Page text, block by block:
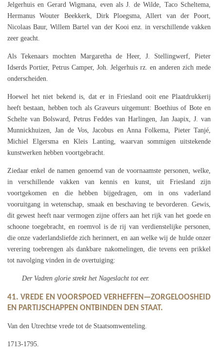
Jelgerhuis en Gerard Wigmana, even als J. de Wilde, Taco Scheltema,
Hermanus Wouter Beekkerk, Dirk Ploegsma, Allert van der Poort,
Nicolaas Baur, Willem Bartel van der Kooi enz. in verschillende vakken
zeer geacht.
Als Tekenaars mochten Margaretha de Heer, J. Stellingwerf, Pieter
Idserds Portier, Petrus Camper, Joh. Jelgerhuis rz. en anderen zich mede
onderscheiden.
Hoewel het niet bekend is, dat er in Friesland ooit ene Plaatdrukkerij
heeft bestaan, hebben toch als Graveurs uitgemunt: Boethius of Bote en
Schelte van Bolsward, Petrus Feddes van Harlingen, Jan Jaapix, J. van
Munnickhuizen, Jan de Vos, Jacobus en Anna Folkema, Pieter Tanjé,
Michiel Elgersma en Kleis Lanting, waarvan sommigen uitstekende
kunstwerken hebben voortgebracht.
Ziedaar enkel de namen genoemd van de voornaamste personen, welke,
in verschillende vakken van kennis en kunst, uit Friesland zijn
voortgekomen en die hebben bijgedragen, om in ons vaderland
vooruitgang in wetenschap, smaak en beschaving te bevorderen. Gewis,
dit gewest heeft naar vermogen zijne offers aan het rijk van het goede en
schoone toegebracht, en roemvol is de rij van verdienstelijke personen,
die onze vaderlandsliefde zich herinnert, en aan welke wij de hulde onzer
verering toebrengen als dankbare nakomelingen, die tevens een prikkel
tot navolging vinden in de overtuiging:
Der Vadren glorie strekt het Nageslacht tot eer.
41. VREDE EN VOORSPOED VERHEFFEN—ZORGELOOSHEID
EN PARTIJSCHAPPEN ONTBINDEN DEN STAAT.
Van den Utrechtse vrede tot de Staatsomwenteling.
1713-1795.